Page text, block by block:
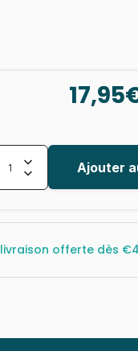
Ajouter
offerte dès